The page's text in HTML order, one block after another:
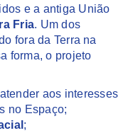
e a antiga União
Fria. Um dos
fora da Terra na
forma, o projeto
aos interesses
no Espaço;
;